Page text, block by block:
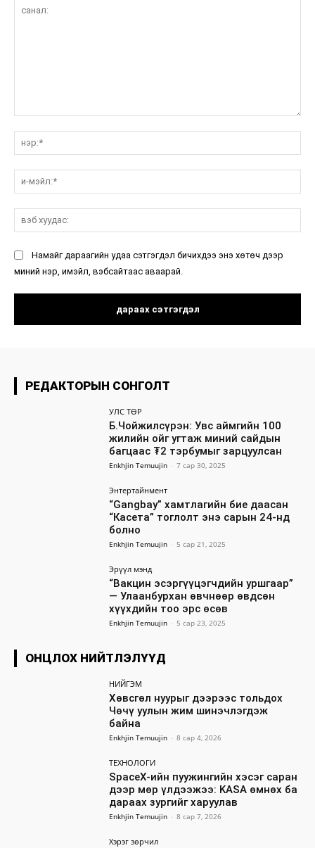
Намайг дараагийн удаа сэтгэгдэл бичихдээ энэ хөтөч дээр
миний нэр, имэйл, вэбсайтаас аваарай.
РЕДАКТОРЫН СОНГОЛТ
УЛС ТӨР
Б.Чойжилсүрэн: Увс аймгийн 100
жилийн ойг угтаж миний сайдын
багцаас ₮2 тэрбумыг зарцуулсан
Enkhjin Temuujin - 7 сар 30, 2025
Энтертайнмент
“Gangbay” хамтлагийн бие даасан
“Касета” тоглолт энэ сарын 24-нд
болно
Enkhjin Temuujin - 5 сар 21, 2025
Эрүүл мэнд
“Вакцин эсэргүүцэгчдийн уршгаар”
— Улаанбурхан өвчнөөр өвдсөн
хүүхдийн тоо эрс өсөв
Enkhjin Temuujin - 5 сар 23, 2025
ОНЦЛОХ НИЙТЛЭЛҮҮД
НИЙГЭМ
Хөвсгөл нуурыг дээрээс тольдох
Чөчү уулын жим шинэчлэгдэж
байна
Enkhjin Temuujin - 8 сар 4, 2026
ТЕХНОЛОГИ
SpaceX-ийн пуужингийн хэсэг саран
дээр мөр үлдээжээ: KASA өмнөх ба
дараах зургийг харуулав
Enkhjin Temuujin - 8 сар 7, 2026
Хэрэг зөрчил